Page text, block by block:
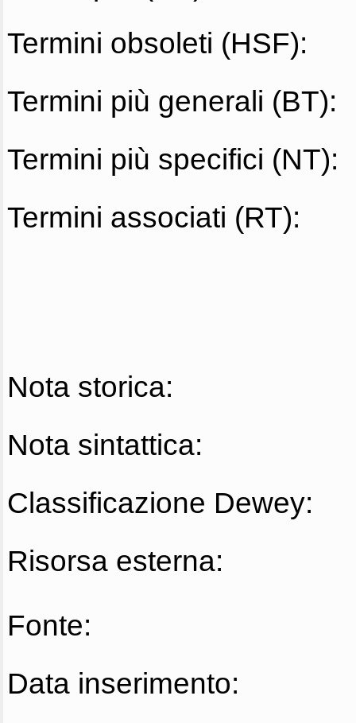
Termini obsoleti (HSF):
Termini più generali (BT):
Termini più specifici (NT):
Termini associati (RT):
Nota storica:
Nota sintattica:
Classificazione Dewey:
Risorsa esterna:
Fonte:
Data inserimento: